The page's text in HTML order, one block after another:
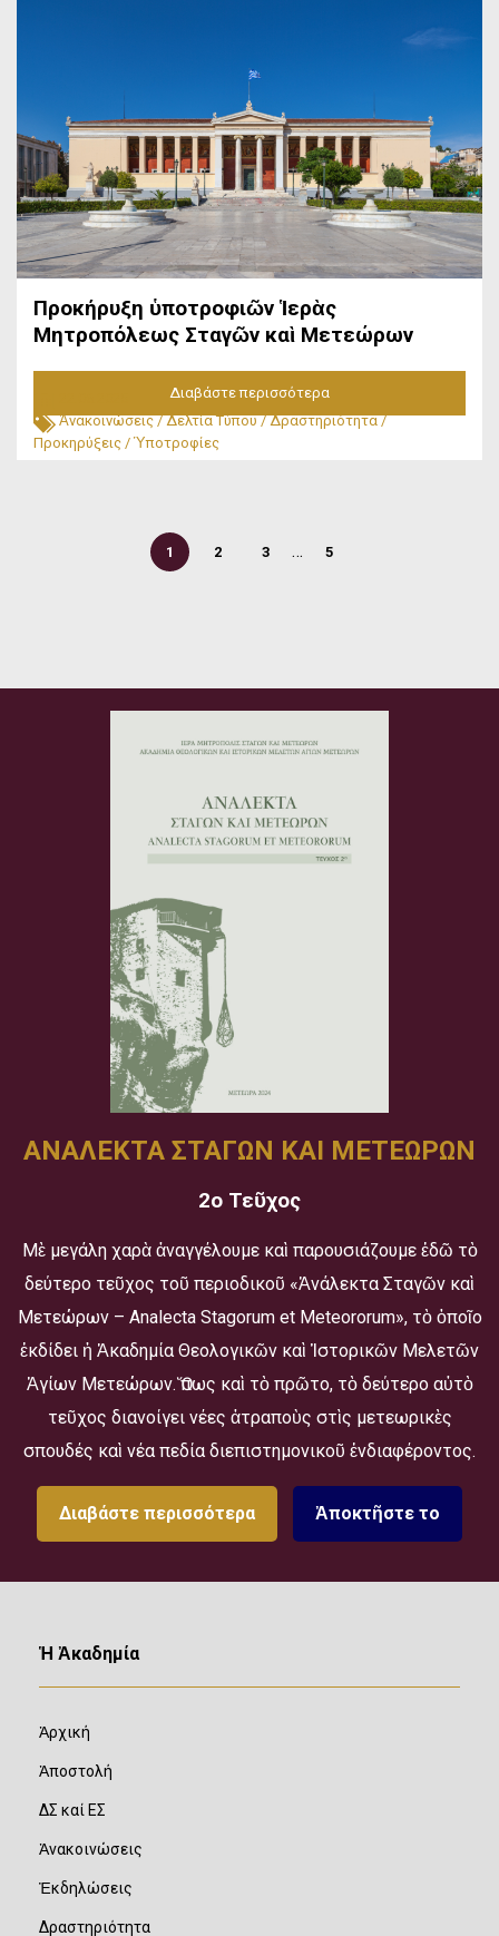
Προκήρυξη ὑποτροφιῶν Ἱερὰς
Μητροπόλεως Σταγῶν καὶ Μετεώρων
Διαβάστε περισσότερα
Ἀνακοινώσεις/Δελτία Τύπου/Δραστηριότητα/
Προκηρύξεις / Ὑποτροφίες
1 2 3 … 5
ΑΝΑΛΕΚΤΑ ΣΤΑΓΩΝ ΚΑΙ ΜΕΤΕΩΡΩΝ
2ο Τεῦχος
Μὲ μεγάλη χαρὰ ἀναγγέλουμε καὶ παρουσιάζουμε ἐδῶ τὸ
δεύτερο τεῦχος τοῦ περιοδικοῦ «Ἀνάλεκτα Σταγῶν καὶ
Μετεώρων – Analecta Stagorum et Meteororum», τὸ ὁποῖο
ἐκδίδει ἡ Ἀκαδημία Θεολογικῶν καὶ Ἱστορικῶν Μελετῶν
Ἁγίων Μετεώρων. Ὅπως καὶ τὸ πρῶτο, τὸ δεύτερο αὐτὸ
τεῦχος διανοίγει νέες ἀτραποὺς στὶς μετεωρικὲς
σπουδές καὶ νέα πεδία διεπιστημονικοῦ ἐνδιαφέροντος.
Διαβάστε περισσότερα Ἀποκτῆστε το
Ἡ Ἀκαδημία
Ἀρχική
Ἀποστολή
ΔΣ καί ΕΣ
Ἀνακοινώσεις
Ἐκδηλώσεις
Δραστηριότητα